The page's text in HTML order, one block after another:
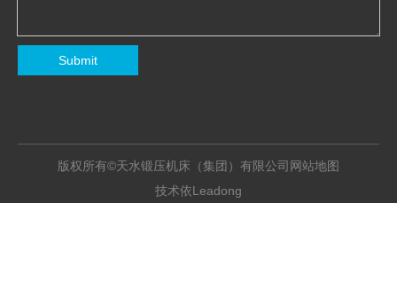
Submit
版权所有©天水锻压机床（集团）有限公司 网站地图
技术依Leadong